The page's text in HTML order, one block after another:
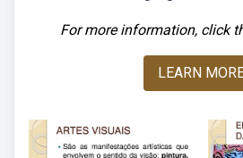
For more information, click
LEARN